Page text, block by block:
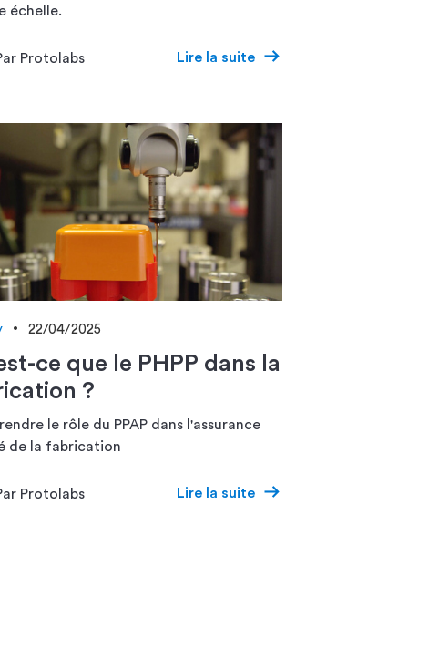
échelle.
Protolabs Lire la suite
22/04/2025
ce que le PHPP dans la
?
le rôle du PPAP dans l'assurance
de la fabrication
Protolabs Lire la suite